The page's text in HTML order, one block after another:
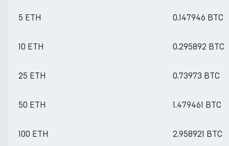
5 ETH 0.147946 BTC
10 ETH 0.295892 BTC
25 ETH 0.73973 BTC
50 ETH 1.479461 BTC
100 ETH 2.958921 BTC